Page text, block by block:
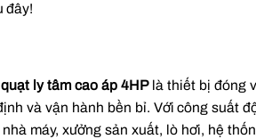
đây!
quạt ly tâm cao áp 4HPlà thiết bị đóng
và vận hành bền bỉ. Với công suất
máy, xưởng sản xuất, lò hơi, hệ